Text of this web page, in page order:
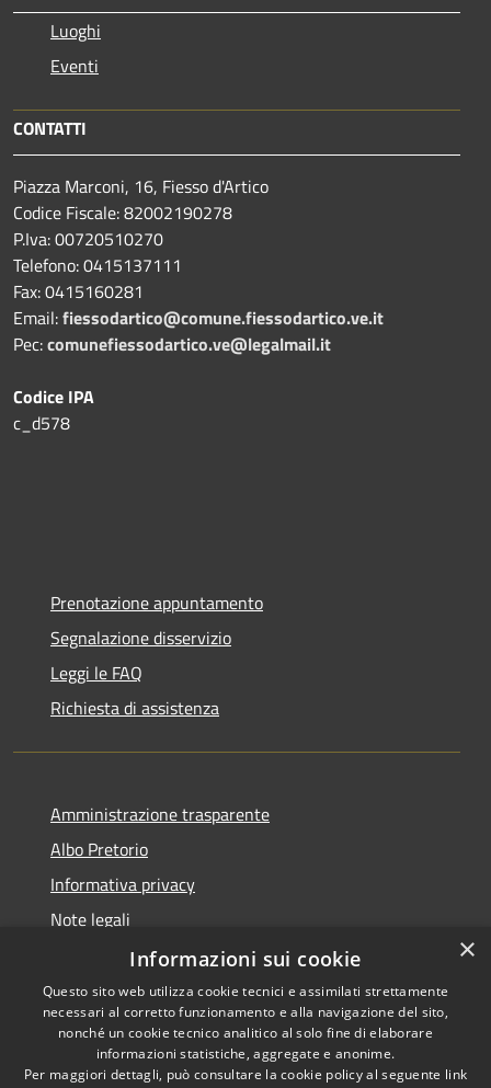
Luoghi
Eventi
CONTATTI
Piazza Marconi, 16, Fiesso d'Artico
Codice Fiscale: 82002190278
P.Iva: 00720510270
Telefono:0415137111
Fax:0415160281
Email:fiessodartico@comune.fiessodartico.ve.it
Pec:comunefiessodartico.ve@legalmail.it
Codice IPA
c_d578
Prenotazione appuntamento
Segnalazione disservizio
Leggi le FAQ
Richiesta di assistenza
Amministrazione trasparente
Albo Pretorio
Informativa privacy
Note legali
Dichiarazione di accessibilità
RSS
Copyright © 2026 • Comune di
×
Informazioni sui cookie
Questo sito web utilizza cookie tecnici e assimilati strettamente
necessari al corretto funzionamento e alla navigazione del sito,
nonché un cookie tecnico analitico al solo fine di elaborare
informazioni statistiche, aggregate e anonime.
Per maggiori dettagli, può consultare la cookie policy al seguente link